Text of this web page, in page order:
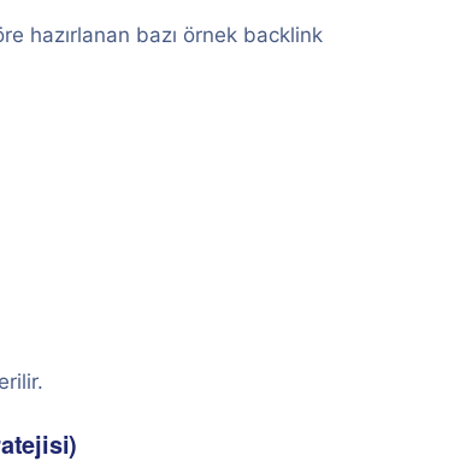
hazırlanan bazı örnek backlink